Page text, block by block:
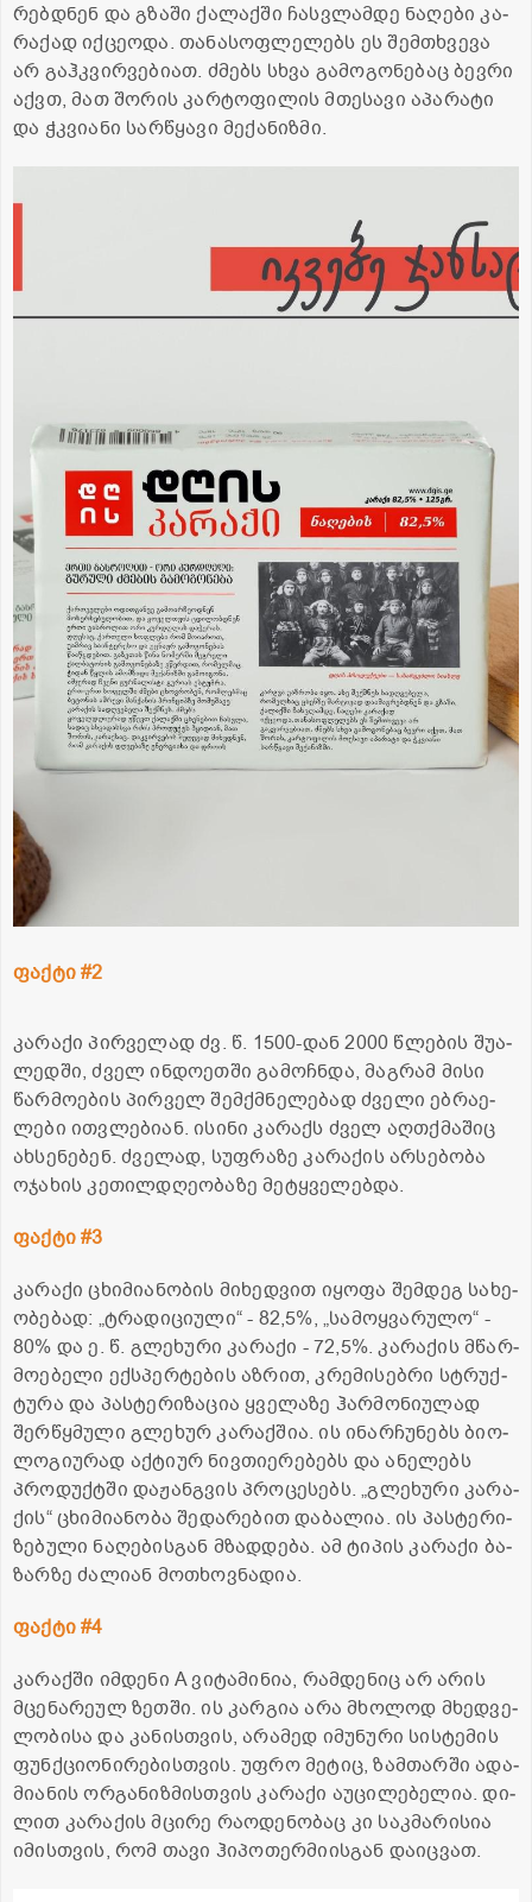
რებ­დნენ და გზა­ში ქა­ლაქ­ში ჩას­ვლამ­დე ნა­ღე­ბი კა­
რა­ქად იქ­ცე­ო­და. თა­ნა­სოფ­ლე­ლებს ეს შემ­თხვე­ვა
არ გაჰ­კვირ­ვე­ბი­ათ. ძმებს სხვა გა­მო­გო­ნე­ბაც ბევ­რი
აქვთ, მათ შო­რის კარ­ტო­ფი­ლის მთე­სა­ვი აპა­რა­ტი
და ჭკვი­ა­ნი სარ­წყა­ვი მე­ქა­ნიზ­მი.
ფაქ­ტი #2
კა­რა­ქი პირ­ვე­ლად ძვ. წ. 1500-დან 2000 წლე­ბის შუ­ა­
ლედ­ში, ძველ ინ­დო­ეთ­ში გა­მოჩ­ნდა, მაგ­რამ მისი
წარ­მო­ე­ბის პირ­ველ შემ­ქმნე­ლე­ბად ძვე­ლი ებ­რა­ე­
ლე­ბი ით­ვლე­ბი­ან. ისი­ნი კა­რაქს ძველ აღ­თქმა­შიც
ახ­სე­ნე­ბენ. ძვე­ლად, სუფ­რა­ზე კა­რა­ქის არ­სე­ბო­ბა
ოჯა­ხის კე­თილ­დღე­ო­ბა­ზე მე­ტყვე­ლებ­და.
ფაქ­ტი #3
კა­რა­ქი ცხი­მი­ა­ნო­ბის მი­ხედ­ვით იყო­ფა შემ­დეგ სა­ხე­
ო­ბე­ბად: „ტრა­დი­ცი­უ­ლი“ - 82,5%, „სა­მოყ­ვა­რუ­ლო“ -
80% და ე. წ. გლე­ხუ­რი კა­რა­ქი - 72,5%. კა­რა­ქის მწარ­
მო­ე­ბე­ლი ექ­სპერ­ტე­ბის აზ­რით, კრე­მი­სებ­რი სტრუქ­
ტუ­რა და პას­ტე­რი­ზა­ცია ყვე­ლა­ზე ჰარ­მო­ნი­უ­ლად
შერ­წყმუ­ლი გლე­ხურ კა­რაქ­შია. ის ინარ­ჩუ­ნებს ბი­ო­
ლო­გი­უ­რად აქ­ტი­ურ ნივ­თი­ე­რე­ბებს და ანე­ლებს
პრო­დუქ­ტში და­ჟან­გვის პრო­ცე­სებს. „გლე­ხუ­რი კა­რა­
ქის“ ცხი­მი­ა­ნო­ბა შე­და­რე­ბით და­ბა­ლია. ის პას­ტე­რი­
ზე­ბუ­ლი ნა­ღე­ბის­გან მზად­დე­ბა. ამ ტი­პის კა­რა­ქი ბა­
ზარ­ზე ძა­ლი­ან მო­თხოვ­ნა­დია.
ფაქ­ტი #4
კა­რაქ­ში იმ­დე­ნი A ვი­ტა­მი­ნია, რამ­დე­ნიც არ არის
მცე­ნა­რე­ულ ზეთ­ში. ის კარ­გია არა მხო­ლოდ მხედ­ვე­
ლო­ბი­სა და კა­ნის­თვის, არა­მედ იმუ­ნუ­რი სის­ტე­მის
ფუნ­ქცი­ო­ნი­რე­ბის­თვის. უფრო მე­ტიც, ზამ­თარ­ში ადა­
მი­ა­ნის ორ­გა­ნიზ­მის­თვის კა­რა­ქი აუ­ცი­ლე­ბე­ლია. დი­
ლით კა­რა­ქის მცი­რე რა­ო­დე­ნო­ბაც კი საკ­მა­რი­სია
იმის­თვის, რომ თავი ჰი­პო­თერ­მი­ის­გან და­იც­ვათ.